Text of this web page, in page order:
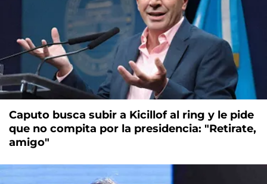
Caputo busca subir a Kicillof al ring y le pide
que no compita por la presidencia: "Retirate,
amigo"